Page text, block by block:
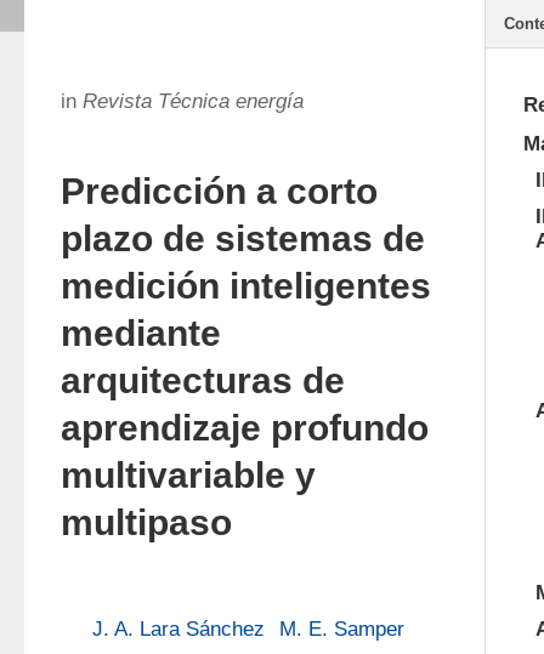
in Revista Técnica energía
Predicción a corto
plazo de sistemas de
medición inteligentes
mediante
arquitecturas de
aprendizaje profundo
multivariable y
multipaso
J. A. Lara Sánchez
M. E. Samper